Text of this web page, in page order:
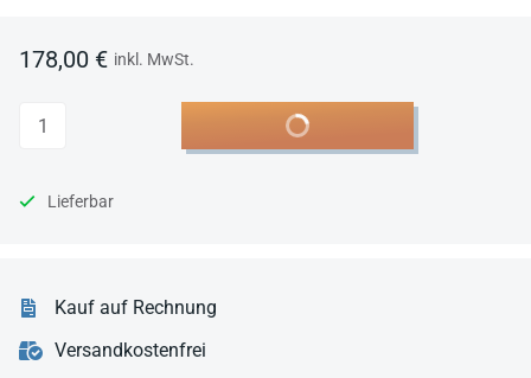
178,00 € inkl. MwSt.
Anzahl In den Warenkorb
Lieferbar
Kauf auf Rechnung
Versandkostenfrei